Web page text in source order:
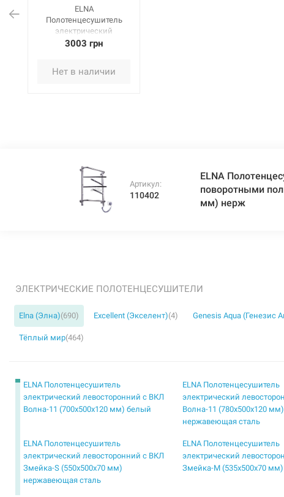
ELNA
Полотенцесушитель
электрический
правосторонний с
(625 мм х 430 мм х 130
3003 грн
Нет в наличии
Артикул:
110402
ELNA
поворотными
мм) нерж
ЭЛЕКТРИЧЕСКИЕ ПОЛОТЕНЦЕСУШИТЕЛИ
Elna (Элна)(690) Excellent (Экселент)(4) Genesis Aqua (Генезис
Тёплый мир(464)
ELNA Полотенцесушитель
электрический левосторонний с ВКЛ
Волна-11 (700х500х120 мм) белый
ELNA Полотенцесушитель
электрический
Волна-11 (780х500х120 мм)
нержавеющая сталь
ELNA Полотенцесушитель
электрический левосторонний с ВКЛ
Змейка-S (550х500х70 мм)
нержавеющая сталь
ELNA Полотенцесушитель
электрический
Змейка-М (535х500х70